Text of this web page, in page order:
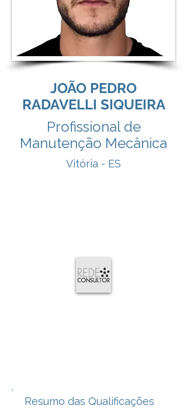
JOÃO PEDRO
RADAVELLI SIQUEIRA
Profissional de
Manutenção Mecânica
Vitória - ES
Resumo das Qualificações